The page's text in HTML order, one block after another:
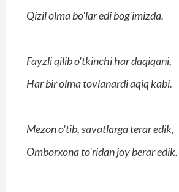
Qizil olma bo'lar edi bog'imizda.
Fayzli qilib o'tkinchi har daqiqani,
Har bir olma tovlanardi aqiq kabi.
Mezon o'tib, savatlarga terar edik,
Omborxona to'ridan joy berar edik.